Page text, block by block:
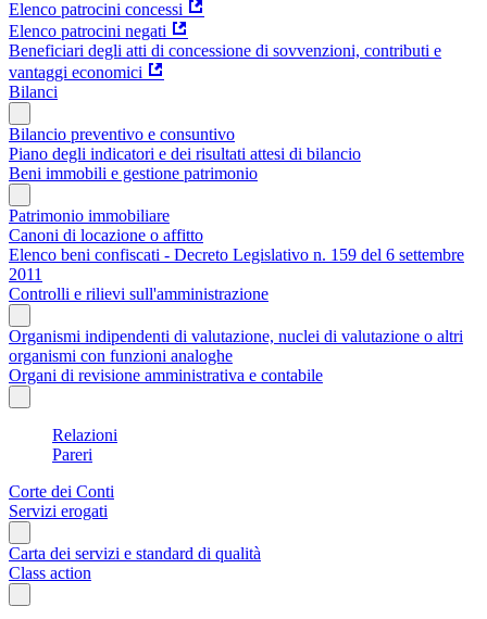
Elenco patrocini concessi
Elenco patrocini negati
Beneficiari degli atti di concessione di sovvenzioni, contributi e
vantaggi economici
Bilanci
Bilancio preventivo e consuntivo
Piano degli indicatori e dei risultati attesi di bilancio
Beni immobili e gestione patrimonio
Patrimonio immobiliare
Canoni di locazione o affitto
Elenco beni confiscati - Decreto Legislativo n. 159 del 6 settembre
2011
Controlli e rilievi sull'amministrazione
Organismi indipendenti di valutazione, nuclei di valutazione o altri
organismi con funzioni analoghe
Organi di revisione amministrativa e contabile
Relazioni
Pareri
Corte dei Conti
Servizi erogati
Carta dei servizi e standard di qualità
Class action